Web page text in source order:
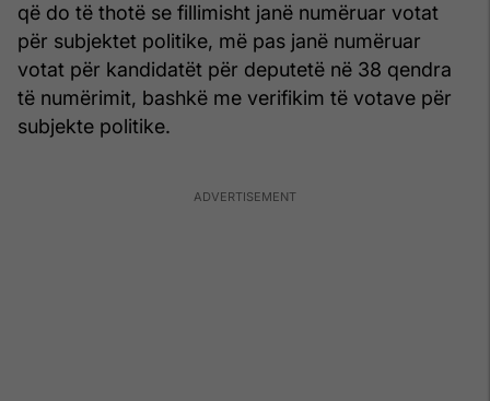
që do të thotë se fillimisht janë numëruar votat
për subjektet politike, më pas janë numëruar
votat për kandidatët për deputetë në 38 qendra
të numërimit, bashkë me verifikim të votave për
subjekte politike.